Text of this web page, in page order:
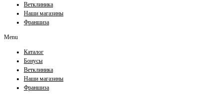
Ветклиника
Наши магазины
Франшиза
Menu
Каталог
Бонусы
Ветклиника
Наши магазины
Франшиза